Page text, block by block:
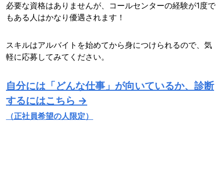
必要な資格はありませんが、コールセンターの経験が1度で
もある人はかなり優遇されます！
スキルはアルバイトを始めてから身につけられるので、気
軽に応募してみてください。
自分には「どんな仕事」が向いているか、診断
するにはこちら →
（正社員希望の人限定）